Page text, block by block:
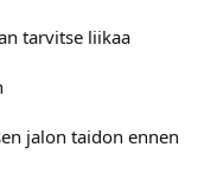
tarvitse liikaa
jalon taidon ennen